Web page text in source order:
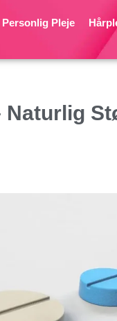
Personlig Pleje
Naturlig